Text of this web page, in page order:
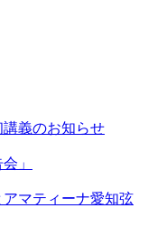
講義のお知らせ
」
マティーナ愛知弦